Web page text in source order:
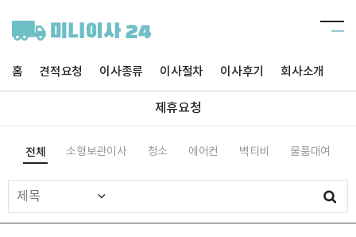
홈 견적요청 이사종류 이사절차 이사후기 회사소개
제휴요청
전체 소형보관이사 청소 에어컨 벽티비 물품대여